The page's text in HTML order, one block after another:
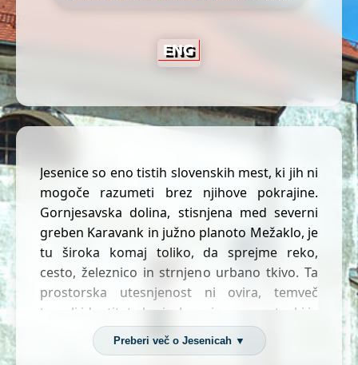
Jesenice so eno tistih slovenskih mest, ki jih ni
mogoče razumeti brez njihove pokrajine.
Gornjesavska dolina, stisnjena med severni
greben Karavank in južno planoto Mežaklo, je
tu široka komaj toliko, da sprejme reko,
cesto, železnico in strnjeno urbano tkivo. Ta
prostorska utesnjenost ni ovira, temveč
temelj identitete kraja: Jesenice so mesto, ki je
zraslo iz ozkega prostora, a širokega značaja.
Preberi več o Jesenicah ▼